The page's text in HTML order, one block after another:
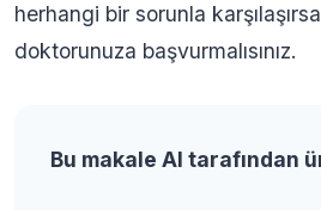
herhangi bir sorunla
doktorunuza başvurmalısınız.
Bu makale AI tarafından